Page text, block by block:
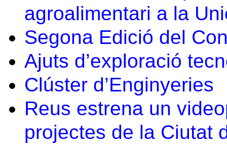
agroalimentari a la
Segona Edició del
Ajuts d’exploració
Clúster d’Enginyeries
Reus estrena un
projectes de la Ciutat